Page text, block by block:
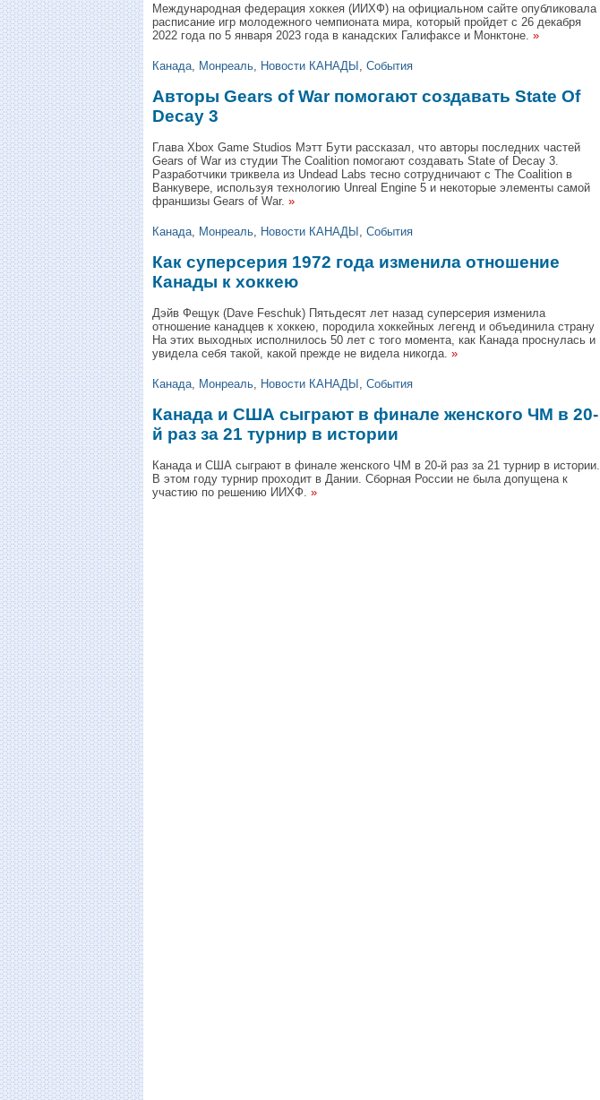
Международная федерация хоккея (ИИХФ) на официальном сайте опубликовала
расписание игр молодежного чемпионата мира, который пройдет с 26 декабря
2022 года по 5 января 2023 года в канадских Галифаксе и Монктоне. »
Канада, Монреаль, Новости КАНАДЫ , События
Авторы Gears of War помогают создавать State Of
Decay 3
Глава Xbox Game Studios Мэтт Бути рассказал, что авторы последних частей
Gears of War из студии The Coalition помогают создавать State of Decay 3.
Разработчики триквела из Undead Labs тесно сотрудничают с The Coalition в
Ванкувере, используя технологию Unreal Engine 5 и некоторые элементы самой
франшизы Gears of War. »
Канада, Монреаль, Новости КАНАДЫ , События
Как суперсерия 1972 года изменила отношение
Канады к хоккею
Дэйв Фещук (Dave Feschuk) Пятьдесят лет назад суперсерия изменила
отношение канадцев к хоккею, породила хоккейных легенд и объединила страну
На этих выходных исполнилось 50 лет с того момента, как Канада проснулась и
увидела себя такой, какой прежде не видела никогда. »
Канада, Монреаль, Новости КАНАДЫ , События
Канада и США сыграют в финале женского ЧМ в 20-
й раз за 21 турнир в истории
Канада и США сыграют в финале женского ЧМ в 20-й раз за 21 турнир в истории.
В этом году турнир проходит в Дании. Сборная России не была допущена к
участию по решению ИИХФ. »